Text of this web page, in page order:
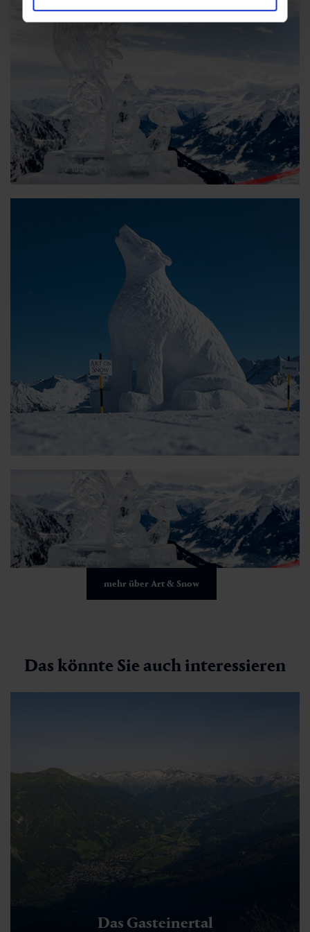
mehr über Art & Snow
Das könnte Sie auch interessieren
Das Gasteinertal